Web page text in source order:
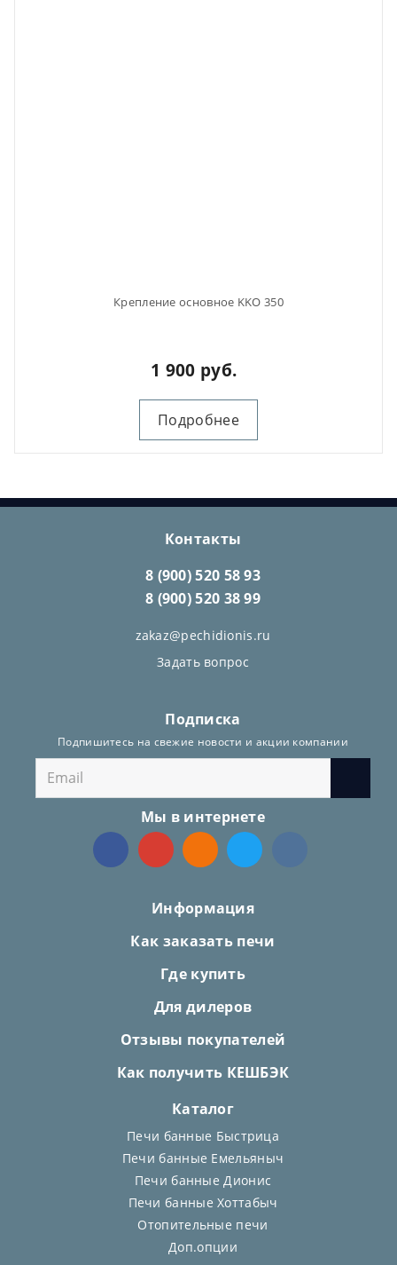
Крепление основное KKO 350
1 900 руб.
Подробнее
Контакты
8 (900) 520 58 93
8 (900) 520 38 99
zakaz@pechidionis.ru
Задать вопрос
Подписка
Подпишитесь на свежие новости и акции компании
Мы в интернете
Информация
Как заказать печи
Где купить
Для дилеров
Отзывы покупателей
Как получить КЕШБЭК
Каталог
Печи банные Быстрица
Печи банные Емельяныч
Печи банные Дионис
Печи банные Хоттабыч
Отопительные печи
Доп.опции